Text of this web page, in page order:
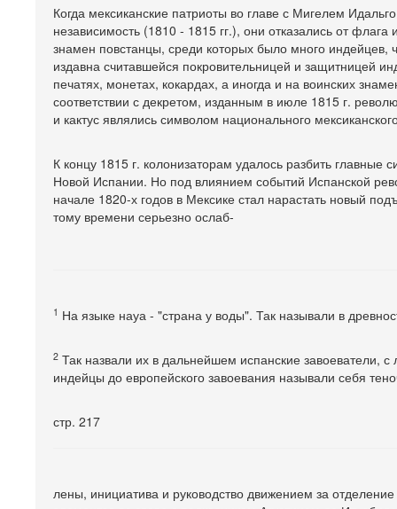
Когда мексиканские патриоты во главе с Мигелем
независимость (1810 - 1815 гг.), они отказались от
знамен повстанцы, среди которых было много индейцев,
издавна считавшейся покровительницей и защитницей
печатях, монетах, кокардах, а иногда и на воинских
соответствии с декретом, изданным в июле 1815 г.
и кактус являлись символом национального
К концу 1815 г. колонизаторам удалось разбить главные
Новой Испании. Но под влиянием событий Испанской
начале 1820-х годов в Мексике стал нарастать новый
тому времени серьезно ослаб-
1 На языке науа - "страна у воды". Так называли в
2 Так назвали их в дальнейшем испанские завоеватели,
индейцы до европейского завоевания называли себя
стр. 217
лены, инициатива и руководство движением за